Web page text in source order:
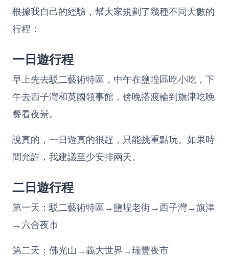
根據我自己的經驗，幫大家規劃了幾種不同天數的
行程：
一日遊行程
早上先去駁二藝術特區，中午在鹽埕區吃小吃，下
午去西子灣和英國領事館，傍晚搭渡輪到旗津吃晚
餐看夜景。
說真的，一日遊真的很趕，只能挑重點玩。如果時
間允許，我建議至少安排兩天。
二日遊行程
第一天：駁二藝術特區→鹽埕老街→西子灣→旗津
→六合夜市
第二天：佛光山→義大世界→瑞豐夜市